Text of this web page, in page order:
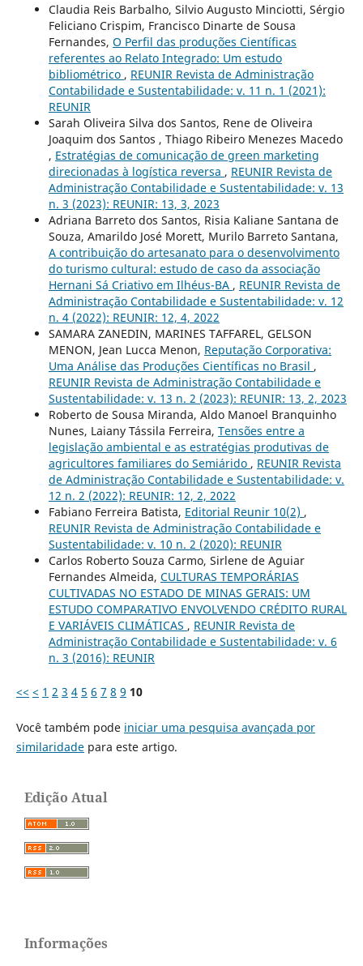
Claudia Reis Barbalho, Silvio Augusto Minciotti, Sérgio
Feliciano Crispim, Francisco Dinarte de Sousa
Fernandes, O Perfil das produções Científicas
referentes ao Relato Integrado: Um estudo
bibliométrico , REUNIR Revista de Administração
Contabilidade e Sustentabilidade: v. 11 n. 1 (2021):
REUNIR
Sarah Oliveira Silva dos Santos, Rene de Oliveira
Joaquim dos Santos , Thiago Ribeiro Menezes Macedo
, Estratégias de comunicação de green marketing
direcionadas à logística reversa , REUNIR Revista de
Administração Contabilidade e Sustentabilidade: v. 13
n. 3 (2023): REUNIR: 13, 3, 2023
Adriana Barreto dos Santos, Risia Kaliane Santana de
Souza, Amarildo José Morett, Murilo Barreto Santana,
A contribuição do artesanato para o desenvolvimento
do turismo cultural: estudo de caso da associação
Hernani Sá Criativo em Ilhéus-BA , REUNIR Revista de
Administração Contabilidade e Sustentabilidade: v. 12
n. 4 (2022): REUNIR: 12, 4, 2022
SAMARA ZANEDIN, MARINES TAFFAREL, GELSON
MENON, Jean Lucca Menon, Reputação Corporativa:
Uma Análise das Produções Científicas no Brasil ,
REUNIR Revista de Administração Contabilidade e
Sustentabilidade: v. 13 n. 2 (2023): REUNIR: 13, 2, 2023
Roberto de Sousa Miranda, Aldo Manoel Branquinho
Nunes, Laiany Tássila Ferreira, Tensões entre a
legislação ambiental e as estratégias produtivas de
agricultores familiares do Semiárido , REUNIR Revista
de Administração Contabilidade e Sustentabilidade: v.
12 n. 2 (2022): REUNIR: 12, 2, 2022
Fabiano Ferreira Batista, Editorial Reunir 10(2) ,
REUNIR Revista de Administração Contabilidade e
Sustentabilidade: v. 10 n. 2 (2020): REUNIR
Carlos Roberto Souza Carmo, Sirlene de Aguiar
Fernandes Almeida, CULTURAS TEMPORÁRIAS
CULTIVADAS NO ESTADO DE MINAS GERAIS: UM
ESTUDO COMPARATIVO ENVOLVENDO CRÉDITO RURAL
E VARIÁVEIS CLIMÁTICAS , REUNIR Revista de
Administração Contabilidade e Sustentabilidade: v. 6
n. 3 (2016): REUNIR
<< < 1 2 3 4 5 6 7 8 9 10
Você também pode iniciar uma pesquisa avançada por
similaridadepara este artigo.
Edição Atual
Informações